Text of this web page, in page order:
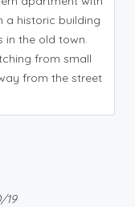
a historic building
in the old town.
from small
from the street
19